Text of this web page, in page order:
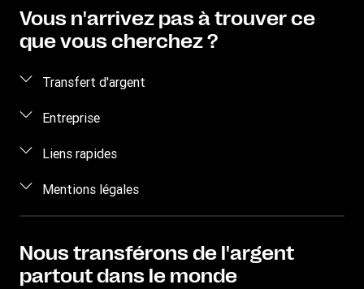
Vous n'arrivez pas à trouver ce
que vous cherchez ?
Transfert d'argent
Envoyez de l'argent
Envoyer de l'argent par téléphone
Envoyer de l’argent à un détenu
Suivre un transfert
Recevoir de l'argent
Entreprise
Qui sommes-nous ?
Recrutement
Relations d'investissement
Liens rapides
Se connecter / S'inscrire
Devenir agent
Service client
Mentions légales
Propriété intellectuelle
Déclaration de confidentialité en ligne
Nous transférons de l'argent
partout dans le monde